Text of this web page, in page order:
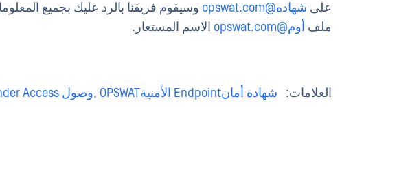
على شهاده@opswat.com
ملف أوم@opswat.com الاسم المستعار.
العلامات: شهادة أمانEndpoint الأمنيةOPSWAT ,وصول MetaDefender Access